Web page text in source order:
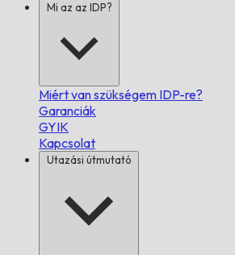
Mi az az IDP?
Miért van szükségem IDP-re?
Garanciák
GYIK
Kapcsolat
Utazási útmutató